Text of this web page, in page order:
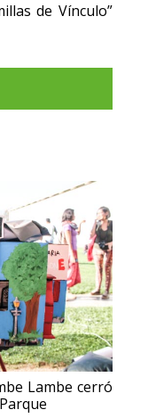
de Vínculo”
Lambe cerró